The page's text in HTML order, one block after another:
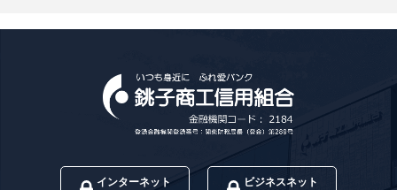
インターネット
ビジネスネット